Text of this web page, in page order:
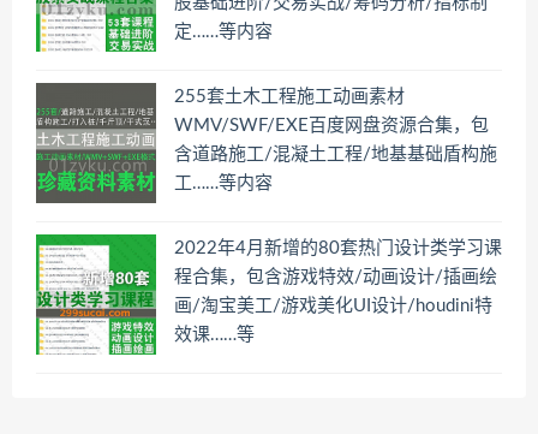
定……等内容
255套土木工程施工动画素材
WMV/SWF/EXE百度网盘资源合集，包
含道路施工/混凝土工程/地基基础盾构施
工……等内容
2022年4月新增的80套热门设计类学习课
程合集，包含游戏特效/动画设计/插画绘
画/淘宝美工/游戏美化UI设计/houdini特
效课……等